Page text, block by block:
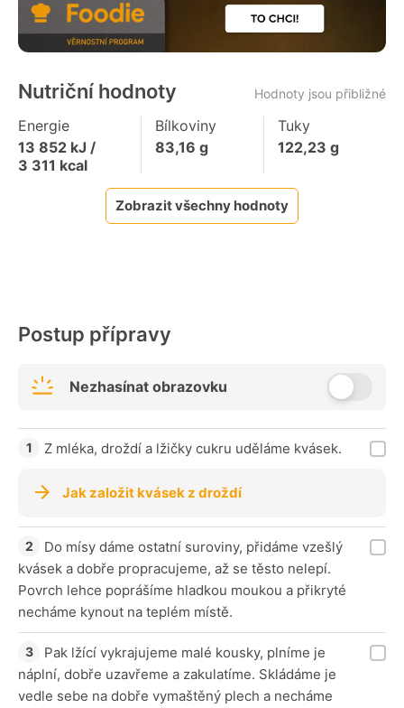
Nutriční hodnoty Hodnoty jsou přibližné
Energie
13 852 kJ /
3 311 kcal
Bílkoviny
83,16 g
Tuky
122,23 g
Zobrazit všechny hodnoty
Postup přípravy
Nezhasínat obrazovku
Z mléka, droždí a lžičky cukru uděláme kvásek.
Jak založit kvásek z droždí
Do mísy dáme ostatní suroviny, přidáme vzešlý
kvásek a dobře propracujeme, až se těsto nelepí.
Povrch lehce poprášíme hladkou moukou a přikryté
necháme kynout na teplém místě.
Pak lžící vykrajujeme malé kousky, plníme je
náplní, dobře uzavřeme a zakulatíme. Skládáme je
vedle sebe na dobře vymaštěný plech a necháme